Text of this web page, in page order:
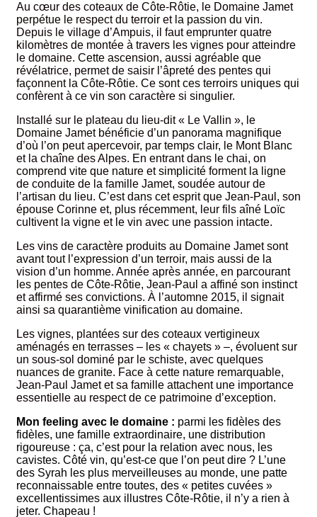
Au cœur des coteaux de Côte-Rôtie, le Domaine Jamet
perpétue le respect du terroir et la passion du vin.
Depuis le village d’Ampuis, il faut emprunter quatre
kilomètres de montée à travers les vignes pour atteindre
le domaine. Cette ascension, aussi agréable que
révélatrice, permet de saisir l’âpreté des pentes qui
façonnent la Côte-Rôtie. Ce sont ces terroirs uniques qui
confèrent à ce vin son caractère si singulier.
Installé sur le plateau du lieu-dit « Le Vallin », le
Domaine Jamet bénéficie d’un panorama magnifique
d’où l’on peut apercevoir, par temps clair, le Mont Blanc
et la chaîne des Alpes. En entrant dans le chai, on
comprend vite que nature et simplicité forment la ligne
de conduite de la famille Jamet, soudée autour de
l’artisan du lieu. C’est dans cet esprit que Jean-Paul, son
épouse Corinne et, plus récemment, leur fils aîné Loïc
cultivent la vigne et le vin avec une passion intacte.
Les vins de caractère produits au Domaine Jamet sont
avant tout l’expression d’un terroir, mais aussi de la
vision d’un homme. Année après année, en parcourant
les pentes de Côte-Rôtie, Jean-Paul a affiné son instinct
et affirmé ses convictions. À l’automne 2015, il signait
ainsi sa quarantième vinification au domaine.
Les vignes, plantées sur des coteaux vertigineux
aménagés en terrasses – les « chayets » –, évoluent sur
un sous-sol dominé par le schiste, avec quelques
nuances de granite. Face à cette nature remarquable,
Jean-Paul Jamet et sa famille attachent une importance
essentielle au respect de ce patrimoine d’exception.
Mon feeling avec le domaine : parmi les fidèles des
fidèles, une famille extraordinaire, une distribution
rigoureuse : ça, c’est pour la relation avec nous, les
cavistes. Côté vin, qu’est-ce que l’on peut dire ? L’une
des Syrah les plus merveilleuses au monde, une patte
reconnaissable entre toutes, des « petites cuvées »
excellentissimes aux illustres Côte-Rôtie, il n’y a rien à
jeter. Chapeau !